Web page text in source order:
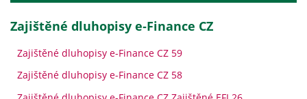
Zajištěné dluhopisy e‑Finance CZ
Zajištěné dluhopisy e-Finance CZ 59
Zajištěné dluhopisy e-Finance CZ 58